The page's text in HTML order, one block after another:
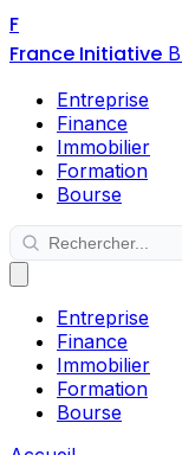
F
France Initiative
Entreprise
Finance
Immobilier
Formation
Bourse
Entreprise
Finance
Immobilier
Formation
Bourse